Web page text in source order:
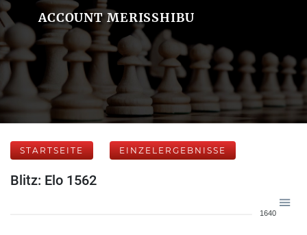
ACCOUNT MERISSHIBU
STARTSEITE EINZELERGEBNISSE
Blitz: Elo 1562
1640